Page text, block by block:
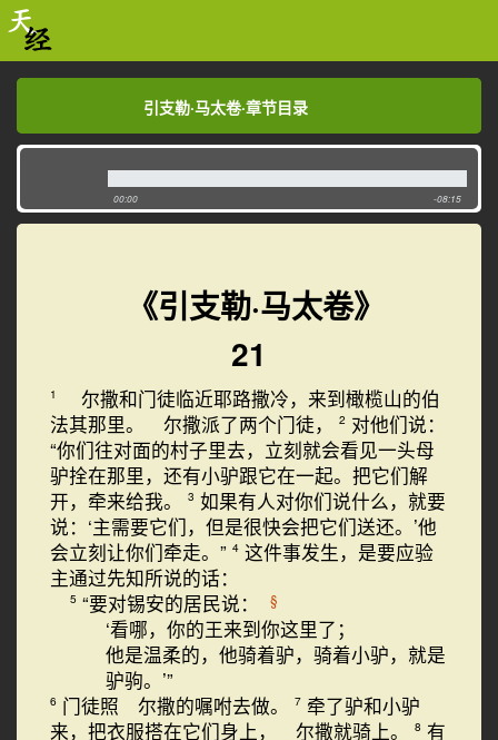
引支勒·马太卷·章节目录
引支勒·马太卷·章节目录
00:00 -08:15
《引支勒·马太卷》
21
1
尔撒和门徒临近耶路撒冷，来到橄榄山的伯
法其那里。 尔撒派了两个门徒，
2 对他们说：
“你们往对面的村子里去，立刻就会看见一头母
驴拴在那里，还有小驴跟它在一起。把它们解
开，牵来给我。
3 如果有人对你们说什么，就要
说：‘主需要它们，但是很快会把它们送还。’他
会立刻让你们牵走。” 4 这件事发生，是要应验
主通过先知所说的话：
5 “要对锡安的居民说： §
‘看哪，你的王来到你这里了；
他是温柔的，他骑着驴，骑着小驴，就是
驴驹。’”
6 门徒照 尔撒的嘱咐去做。 7 牵了驴和小驴
来，把衣服搭在它们身上， 尔撒就骑上。
8 有